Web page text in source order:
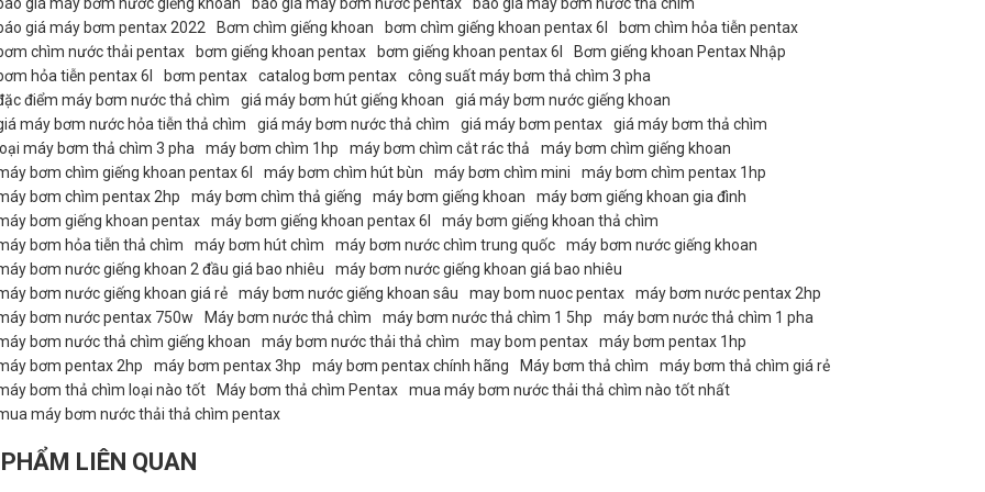
giá máy bơm pentax 2022
Bơm chìm giếng khoan bơm chìm giếng khoan pentax 6l
bơm chìm hỏa tiễn pentax
chìm nước thải pentax
bơm giếng khoan pentax bơm giếng khoan pentax 6l
Bơm giếng khoan Pentax Nhập
hỏa tiễn pentax 6l
bơm pentax catalog bơm pentax
công suất máy bơm thả chìm 3 pha
điểm máy bơm nước thả chìm
giá máy bơm hút giếng khoan
giá máy bơm nước giếng khoan
máy bơm nước hỏa tiễn thả chìm
giá máy bơm nước thả chìm giá máy bơm pentax
giá máy bơm thả chìm
máy bơm thả chìm 3 pha
máy bơm chìm 1hp máy bơm chìm cắt rác thả
máy bơm chìm giếng khoan
bơm chìm giếng khoan pentax 6l
máy bơm chìm hút bùn máy bơm chìm mini
máy bơm chìm pentax 1hp
bơm chìm pentax 2hp
máy bơm chìm thả giếng máy bơm giếng khoan
máy bơm giếng khoan gia đình
bơm giếng khoan pentax
máy bơm giếng khoan pentax 6l
máy bơm giếng khoan thả chìm
bơm hỏa tiễn thả chìm
máy bơm hút chìm máy bơm nước chìm trung quốc
máy bơm nước giếng khoan
bơm nước giếng khoan 2 đầu giá bao nhiêu
máy bơm nước giếng khoan giá bao nhiêu
bơm nước giếng khoan giá rẻ
máy bơm nước giếng khoan sâu may bom nuoc pentax
máy bơm nước pentax 2hp
bơm nước pentax 750w
Máy bơm nước thả chìm máy bơm nước thả chìm 1 5hp
máy bơm nước thả chìm 1 pha
bơm nước thả chìm giếng khoan
máy bơm nước thải thả chìm may bom pentax
máy bơm pentax 1hp
bơm pentax 2hp
máy bơm pentax 3hp máy bơm pentax chính hãng Máy bơm thả chìm
máy bơm thả chìm giá rẻ
bơm thả chìm loại nào tốt
Máy bơm thả chìm Pentax
mua máy bơm nước thải thả chìm nào tốt nhất
máy bơm nước thải thả chìm pentax
LIÊN QUAN